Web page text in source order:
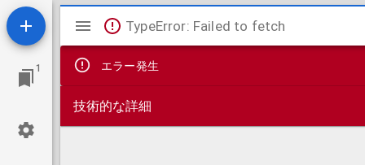
1
Mirador
ビ
ュ
ー
TypeError: Failed to fetch
エラー発生
技術的な詳細